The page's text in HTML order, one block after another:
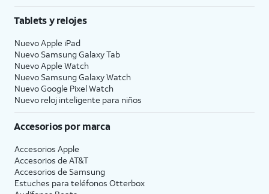
Tablets y relojes
Nuevo Apple iPad
Nuevo Samsung Galaxy Tab
Nuevo Apple Watch
Nuevo Samsung Galaxy Watch
Nuevo Google Pixel Watch
Nuevo reloj inteligente para niños
Accesorios por marca
Accesorios Apple
Accesorios de AT&T
Accesorios de Samsung
Estuches para teléfonos Otterbox